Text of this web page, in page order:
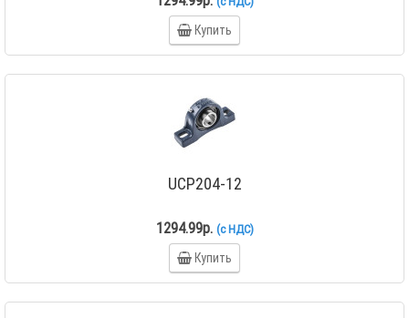
Купить
UCP204-12
1294.99р. (с НДС)
Купить